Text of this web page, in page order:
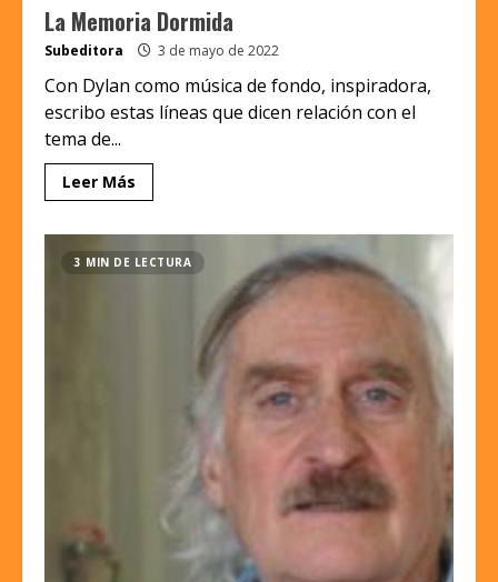
La Memoria Dormida
Subeditora 3 de mayo de 2022
Con Dylan como música de fondo, inspiradora,
escribo estas líneas que dicen relación con el
tema de...
Leer Más
3 MIN DE LECTURA